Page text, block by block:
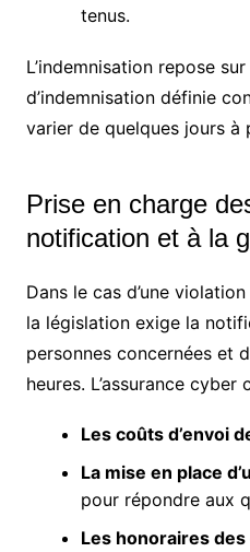
tenus.
L’indemnisation repose
d’indemnisation définie
varier de quelques jours à
Prise en charge
notification et à la
Dans le cas d’une
la législation exige la
personnes concernées et
heures. L’assurance cyber
Les coûts d’envoi
La mise en place
pour répondre aux
Les honoraires